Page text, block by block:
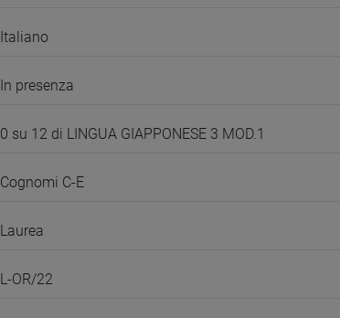
Italiano
In presenza
0 su 12 di LINGUA GIAPPONESE 3 MOD.1
Cognomi C-E
Laurea
L-OR/22